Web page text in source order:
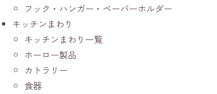
フック・ハンガー・ペーパーホルダー
キッチンまわり
キッチンまわり一覧
ホーロー製品
カトラリー
食器